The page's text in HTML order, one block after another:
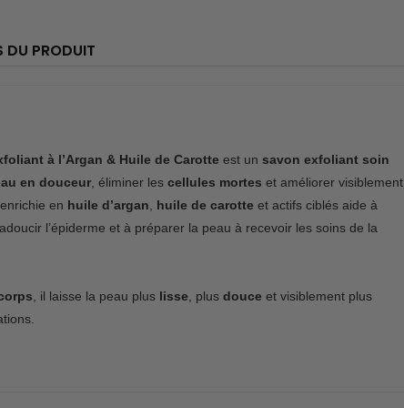
DU PRODUIT
à l’Argan & Huile de Carotte est un savon exfoliant soin
en douceur , éliminer les cellules mortes et améliorer visiblement
en huile d’argan huile de carotte et actifs ciblés aide à
l’épiderme et à préparer la peau à recevoir les soins de la
, il laisse la peau plus lisse , plus douce et visiblement plus